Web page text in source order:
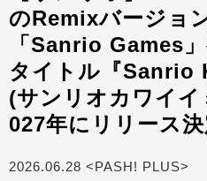
のRemixバージョ
「Sanrio Games
タイトル『Sanrio
(サンリオカワイ
027年にリリース決
2026.06.28 <PASH! PLUS>